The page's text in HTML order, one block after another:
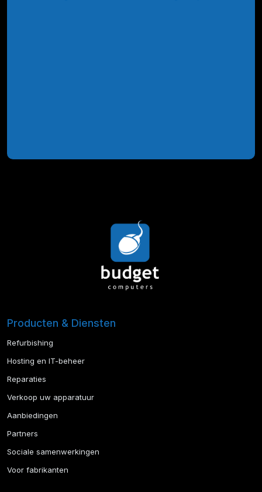
Producten & Diensten
Refurbishing
Hosting en IT-beheer
Reparaties
Verkoop uw apparatuur
Aanbiedingen
Partners
Sociale samenwerkingen
Voor fabrikanten